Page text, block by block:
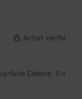
Achat vérifié
Coloris: 5/5